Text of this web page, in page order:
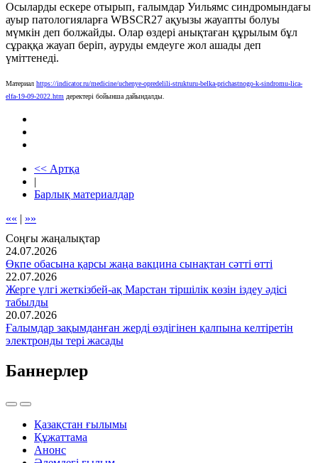
Осыларды ескере отырып, ғалымдар Уильямс синдромындағы
ауыр патологияларға WBSCR27 ақуызы жауапты болуы
мүмкін деп болжайды. Олар өздері анықтаған құрылым бұл
сұраққа жауап беріп, ауруды емдеуге жол ашады деп
үміттенеді.
Материал https://indicator.ru/medicine/uchenye-opredelili-strukturu-belka-prichastnogo-k-sindromu-lica-
elfa-19-09-2022.htm деректері бойынша дайындалды.
<< Артқа
|
Барлық материалдар
«« | »»
Соңғы жаңалықтар
24.07.2026
Өкпе обасына қарсы жаңа вакцина сынақтан сәтті өтті
22.07.2026
Жерге үлгі жеткізбей-ақ Марстан тіршілік көзін іздеу әдісі
табылды
20.07.2026
Ғалымдар зақымданған жерді өздігінен қалпына келтіретін
электронды тері жасады
Баннерлер
Қазақстан ғылымы
Құжаттама
Анонс